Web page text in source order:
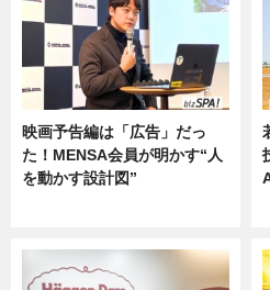
映画予告編は「広告」だっ
た！MENSA会員が明かす“人
を動かす設計図”